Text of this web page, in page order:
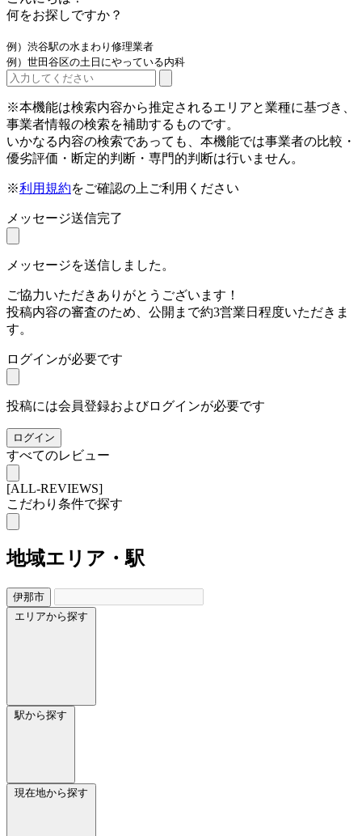
何をお探しですか？
例）渋谷駅の水まわり修理業者
例）世田谷区の土日にやっている内科
※本機能は検索内容から推定されるエリアと業種に基づき、
事業者情報の検索を補助するものです。
いかなる内容の検索であっても、本機能では事業者の比較・
優劣評価・断定的判断・専門的判断は行いません。
※利用規約をご確認の上ご利用ください
メッセージ送信完了
メッセージを送信しました。
ご協力いただきありがとうございます！
投稿内容の審査のため、公開まで約3営業日程度いただきま
す。
ログインが必要です
投稿には会員登録およびログインが必要です
ログイン
すべてのレビュー
[ALL-REVIEWS]
こだわり条件で探す
地域エリア・駅
伊那市
エリアから探す
駅から探す
現在地から探す